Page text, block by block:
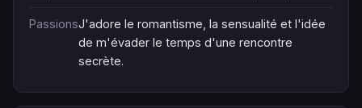
PassionsJ'adore le romantisme, la sensualité et l'idée
de m'évader le temps d'une rencontre
secrète.